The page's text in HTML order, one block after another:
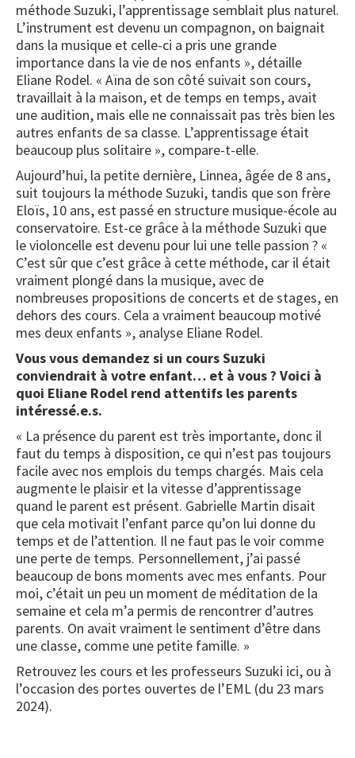
méthode Suzuki, l’apprentissage semblait plus naturel.
L’instrument est devenu un compagnon, on baignait
dans la musique et celle-ci a pris une grande
importance dans la vie de nos enfants », détaille
Eliane Rodel. « Aïna de son côté suivait son cours,
travaillait à la maison, et de temps en temps, avait
une audition, mais elle ne connaissait pas très bien les
autres enfants de sa classe. L’apprentissage était
beaucoup plus solitaire », compare-t-elle.
Aujourd’hui, la petite dernière, Linnea, âgée de 8 ans,
suit toujours la méthode Suzuki, tandis que son frère
Eloïs, 10 ans, est passé en structure musique-école au
conservatoire. Est-ce grâce à la méthode Suzuki que
le violoncelle est devenu pour lui une telle passion ? «
C’est sûr que c’est grâce à cette méthode, car il était
vraiment plongé dans la musique, avec de
nombreuses propositions de concerts et de stages, en
dehors des cours. Cela a vraiment beaucoup motivé
mes deux enfants », analyse Eliane Rodel.
Vous vous demandez si un cours Suzuki
conviendrait à votre enfant… et à vous ? Voici à
quoi Eliane Rodel rend attentifs les parents
intéressé.e.s.
« La présence du parent est très importante, donc il
faut du temps à disposition, ce qui n’est pas toujours
facile avec nos emplois du temps chargés. Mais cela
augmente le plaisir et la vitesse d’apprentissage
quand le parent est présent. Gabrielle Martin disait
que cela motivait l’enfant parce qu’on lui donne du
temps et de l’attention. Il ne faut pas le voir comme
une perte de temps. Personnellement, j’ai passé
beaucoup de bons moments avec mes enfants. Pour
moi, c’était un peu un moment de méditation de la
semaine et cela m’a permis de rencontrer d’autres
parents. On avait vraiment le sentiment d’être dans
une classe, comme une petite famille. »
Retrouvez les cours et les professeurs Suzuki ici, ou à
l’occasion des portes ouvertes de l’EML (du 23 mars
2024).